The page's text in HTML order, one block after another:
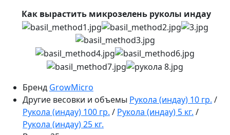
Как вырастить микрозелень руколы индау
Бренд GrowMicro
Другие весовки и объемы Рукола (индау) 10 гр. /
Рукола (индау) 100 гр. / Рукола (индау) 5 кг. /
Рукола (индау) 25 кг.